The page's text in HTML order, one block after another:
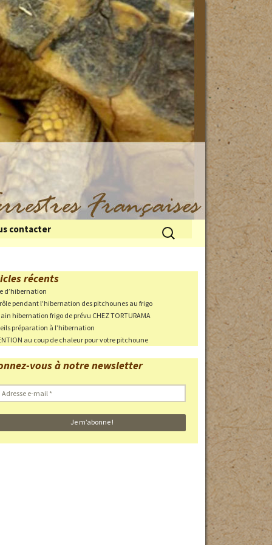
du froid
en cas
des parcs
EN
Photos des pontes
contacter Rechercher :
récents
d’hibernation
pendant l’hibernation des pitchounes au frigo
hibernation frigo de prévu CHEZ TORTURAMA
préparation à l’hibernation
au coup de chaleur pour votre pitchoune
vous à notre newsletter
Adresse